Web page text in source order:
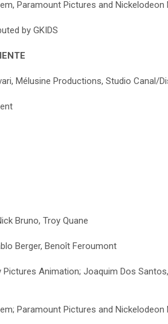
Paramount Pictures and Nickelodeon
by GKIDS
Mélusine Productions, Studio Canal/
Bruno, Troy Quane
Berger, Benoît Feroumont
Animation; Joaquim Dos
Paramount Pictures and